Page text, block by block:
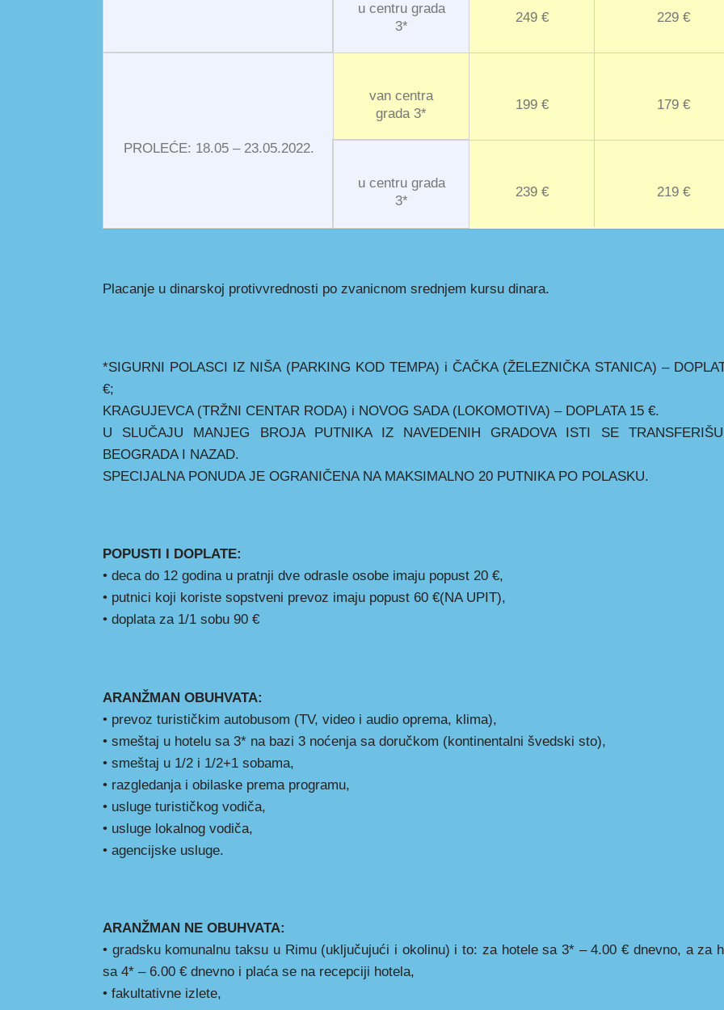
u centru grada
3*
249 € 229 €
PROLEĆE: 18.05 – 23.05.2022.
van centra
grada 3*
199 € 179 €
u centru grada
3*
239 € 219 €
Placanje u dinarskoj protivvrednosti po zvanicnom srednjem kursu dinara.
*SIGURNI POLASCI IZ NIŠA (PARKING KOD TEMPA) i ČAČKA (ŽELEZNIČKA STANICA) –
€;
KRAGUJEVCA (TRŽNI CENTAR RODA) i NOVOG SADA (LOKOMOTIVA) – DOPLATA 15 €.
U SLUČAJU MANJEG BROJA PUTNIKA IZ NAVEDENIH GRADOVA ISTI SE
BEOGRADA I NAZAD.
SPECIJALNA PONUDA JE OGRANIČENA NA MAKSIMALNO 20 PUTNIKA PO POLASKU.
POPUSTI I DOPLATE:
• deca do 12 godina u pratnji dve odrasle osobe imaju popust 20 €,
• putnici koji koriste sopstveni prevoz imaju popust 60 €(NA UPIT),
• doplata za 1/1 sobu 90 €
ARANŽMAN OBUHVATA:
• prevoz turističkim autobusom (TV, video i audio oprema, klima),
• smeštaj u hotelu sa 3* na bazi 3 noćenja sa doručkom (kontinentalni švedski sto),
• smeštaj u 1/2 i 1/2+1 sobama,
• razgledanja i obilaske prema programu,
• usluge turističkog vodiča,
• usluge lokalnog vodiča,
• agencijske usluge.
ARANŽMAN NE OBUHVATA:
• gradsku komunalnu taksu u Rimu (uključujući i okolinu) i to: za hotele sa 3* – 4.00 € dnevno, a za
sa 4* – 6.00 € dnevno i plaća se na recepciji hotela,
• fakultativne izlete,